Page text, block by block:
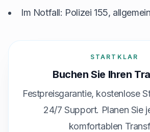
Im Notfall: Polizei 155, allgemein
STARTKLAR
Buchen Sie Ihren
Festpreisgarantie, kostenlose
24/7 Support. Planen Sie
komfortablen